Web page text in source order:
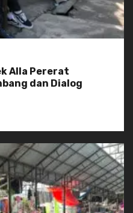
Alla Pererat
dan Dialog